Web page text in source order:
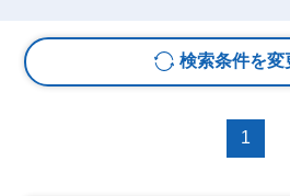
検索条件を変
1